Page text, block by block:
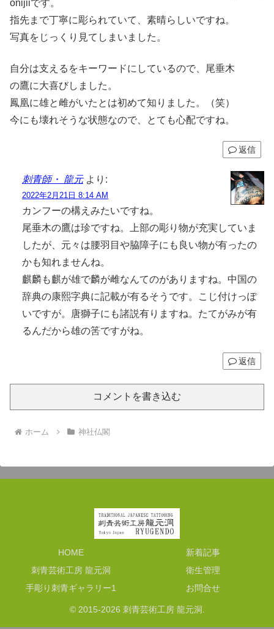
onijiiです。
指先まで丁寧に彫られていて、素晴らしいですね。
写真をじっくり見てしまいました。
自分は支えるをキーワードにしているので、尾垂木
の鷹に大喜びしました。
鳳凰に雄と雌がいたとは初めて知りました。（笑）
今にも壊れそうな状態なので、とても心配ですね。
返信
刺青師・ 龍元 より:
2022年2月21日 8:14 AM
カンフーの構えみたいですね。
尾垂木の鷹は珍ですね。上部の彫り物が充実していま
したが、元々は腰羽目や脇障子にも良い物が有ったの
かも知れませんね。
麒麟も麒が雄で麟が雌なんてのがありますね。中国の
辞典の康熙字典に記載が有るそうです。こじ付けっぽ
いですが。唐獅子にも諸説有りますね。たてがみが有
るんだから雄の筈ですがね。
返信
コメントを書き込む
ホーム 神社仏閣
HOME
新着記事
刺青芸術工房 龍元洞
衛生管理
手彫り刺青ギャラリー1
お問合せ
© 2015-2026 刺青芸術工房 龍元洞.